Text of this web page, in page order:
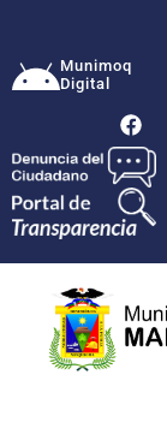
Munimoq
Digital